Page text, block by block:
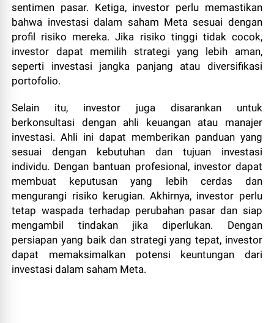
sentimen pasar. Ketiga, investor perlu memastikan
bahwa investasi dalam saham Meta sesuai dengan
profil risiko mereka. Jika risiko tinggi tidak cocok,
investor dapat memilih strategi yang lebih aman,
seperti investasi jangka panjang atau diversifikasi
portofolio.
Selain itu, investor juga disarankan untuk
berkonsultasi dengan ahli keuangan atau manajer
investasi. Ahli ini dapat memberikan panduan yang
sesuai dengan kebutuhan dan tujuan investasi
individu. Dengan bantuan profesional, investor dapat
membuat keputusan yang lebih cerdas dan
mengurangi risiko kerugian. Akhirnya, investor perlu
tetap waspada terhadap perubahan pasar dan siap
mengambil tindakan jika diperlukan. Dengan
persiapan yang baik dan strategi yang tepat, investor
dapat memaksimalkan potensi keuntungan dari
investasi dalam saham Meta.